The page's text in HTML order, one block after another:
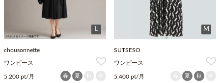
L
chousonnette
ワンピース
5,200 pt/月 春 夏
M
SUTSESO
ワンピース
5,400 pt/月 夏 秋